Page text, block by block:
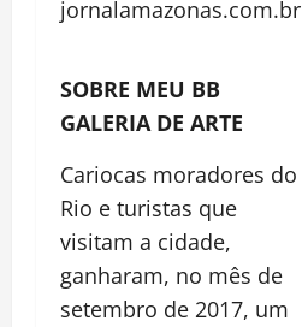
jornalamazonas.com.br
SOBRE MEU BB
GALERIA DE ARTE
Cariocas moradores do
Rio e turistas que
visitam a cidade,
ganharam, no mês de
setembro de 2017, um